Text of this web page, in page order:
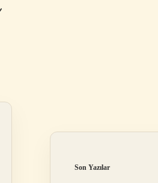
Son Yazılar